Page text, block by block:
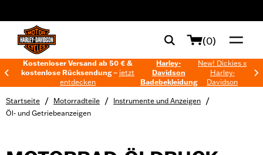
(0)
Kostenloser Versand ab 50 € &
kostenlose Rücksendung – jetzt
entdecken
Harley-
Davidson
Badebekleidung
New! Dickies x
Harley-
Davidson
Startseite / Motorradteile / Instrumente und Anzeigen /
Öl- und Getriebeanzeigen